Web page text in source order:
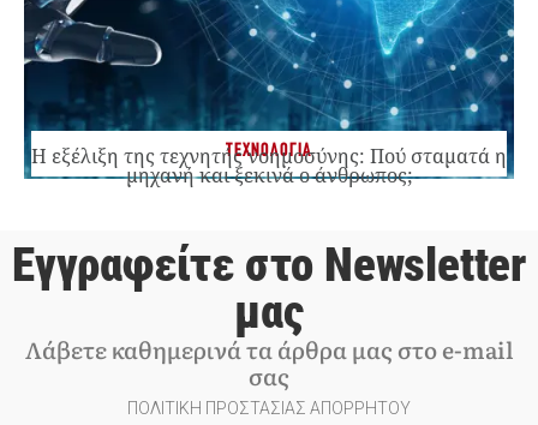
ΤΕΧΝΟΛΟΓΙΑ
Η εξέλιξη της τεχνητής νοημοσύνης: Πού σταματά η
μηχανή και ξεκινά ο άνθρωπος;
Εγγραφείτε στο Newsletter
μας
Λάβετε καθημερινά τα άρθρα μας στο e-mail
σας
ΠΟΛΙΤΙΚΗ ΠΡΟΣΤΑΣΙΑΣ ΑΠΟΡΡΗΤΟΥ